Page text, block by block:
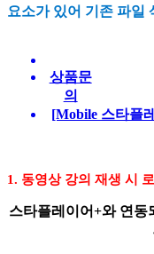
요소가 있어 기존 파일
상품문
의
[Mobile 스타플
1. 동영상 강의 재생 시
스타플레이어+와 연동